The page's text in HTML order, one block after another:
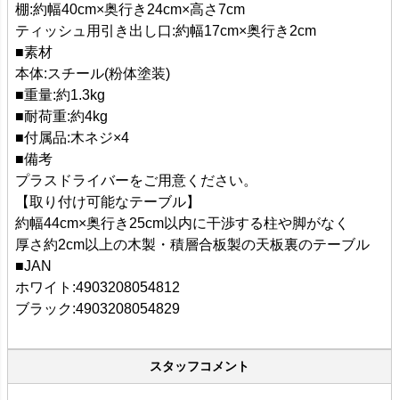
棚:約幅40cm×奥行き24cm×高さ7cm
ティッシュ用引き出し口:約幅17cm×奥行き2cm
■素材
本体:スチール(粉体塗装)
■重量:約1.3kg
■耐荷重:約4kg
■付属品:木ネジ×4
■備考
プラスドライバーをご用意ください。
【取り付け可能なテーブル】
約幅44cm×奥行き25cm以内に干渉する柱や脚がなく
厚さ約2cm以上の木製・積層合板製の天板裏のテーブル
■JAN
ホワイト:4903208054812
ブラック:4903208054829
スタッフコメント